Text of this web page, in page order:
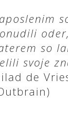
so
svoje
de